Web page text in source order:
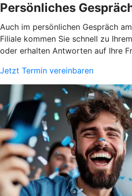
Persönliches
Auch im persönlichen Gespräch
Filiale kommen Sie schnell zu
oder erhalten Antworten auf Ihre
Jetzt Termin vereinbaren